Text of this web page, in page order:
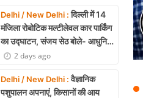
Delhi / New Delhi :दिल्ली में 14
मंजिला रोबोटिक मल्टीलेवल कार पार्किंग
का उद्घाटन, संजय सेठ बोले- आधुनिक
तकनीक से मिलेगी बड़ी राहत
2 days ago
Delhi / New Delhi :वैज्ञानिक
पशुपालन अपनाएं, किसानों की आय